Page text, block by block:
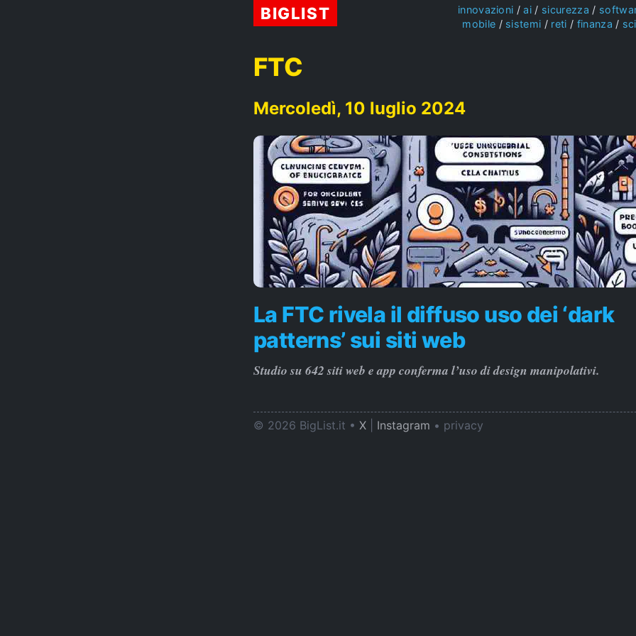
BIGLIST innovazioni ai sicurezza
mobile
sistemi reti finanza
FTC
Mercoledì, 10 luglio 2024
La FTC rivela il diffuso uso dei ‘dark
patterns’ sui siti web
Studio su 642 siti web e app conferma l’uso di design manipolativi.
© 2026 BigList.it • X Instagram • privacy